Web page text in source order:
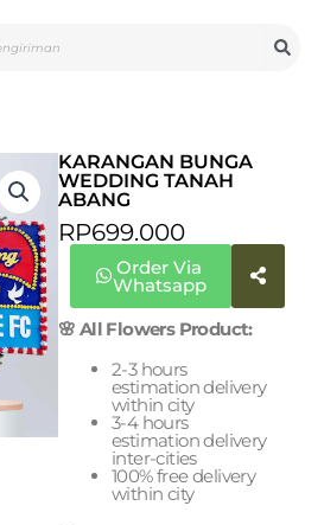
KARANGAN BUNGA
WEDDING TANAH
ABANG
RP699.000
Order Via
Whatsapp
🌸 All Flowers Product:
2-3 hours
estimation delivery
within city
3-4 hours
estimation delivery
inter-cities
100% free delivery
within city